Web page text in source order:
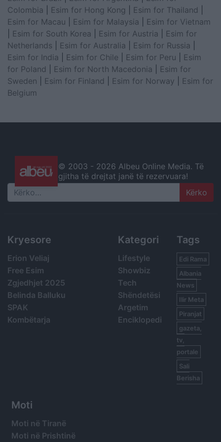
Colombia
Esim for Hong Kong Esim for Thailand
Esim for Macau
Esim for Malaysia
Esim for Vietnam
Esim for South Korea Esim for Austria
Esim for
Netherlands
Esim for Australia Esim for Russia
Esim for India
Esim for Chile Esim for Peru
Esim
for Poland
Esim for North Macedonia
Esim for
Sweden
Esim for Finland Esim for Norway
Esim for
Belgium
© 2003 - 2026 Albeu Online Media. Të
gjitha të drejtat janë të rezervuara!
Search
Kryesore
Erion Veliaj
Free Esim
Zgjedhjet 2025
Belinda Balluku
SPAK
Kombëtarja
Kategori
Lifestyle
Showbiz
Tech
Shëndetësi
Argetim
Enciklopedi
Tags
Edi Rama
Albania
News
Ilir Meta
Piranjat
gazeta,
tv,
portale
Sali
Berisha
Moti
Moti në Tiranë
Moti në Prishtinë